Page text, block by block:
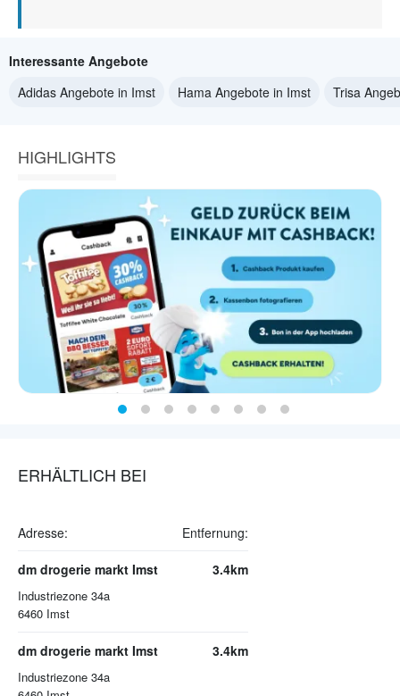
Interessante Angebote
Adidas Angebote in Imst
Hama Angebote in Imst Trisa
HIGHLIGHTS
ERHÄLTLICH BEI
Adresse: Entfernung:
dm drogerie markt Imst
Industriezone 34a
6460 Imst
3.4km
dm drogerie markt Imst
Industriezone 34a
3.4km